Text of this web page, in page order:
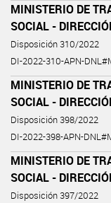
MINISTERIO DE
SOCIAL -
Disposición 310/2022
DI-2022-310-APN-
MINISTERIO DE
SOCIAL -
Disposición 398/2022
DI-2022-398-APN-
MINISTERIO DE
SOCIAL -
Disposición 397/2022